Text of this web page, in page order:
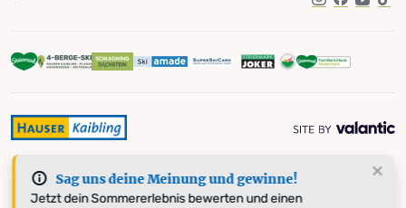
Sag uns deine Meinung und gewinne!
Jetzt dein Sommererlebnis bewerten und einen
Instagram
Facebook